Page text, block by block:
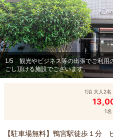
1/5
観光やビジネス等の出張でご利用
ごし頂ける施設でございます。
1泊 大人2名
1
【駐車場無料】鴨宮駅徒歩１分